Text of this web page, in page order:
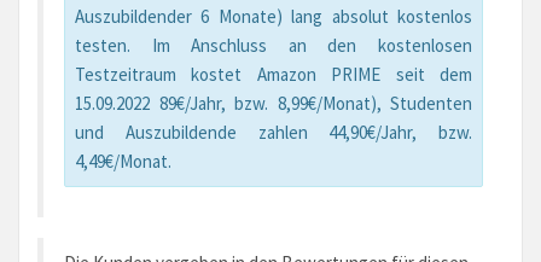
Auszubildender 6 Monate) lang absolut kostenlos
testen. Im Anschluss an den kostenlosen
Testzeitraum kostet Amazon PRIME seit dem
15.09.2022 89€/Jahr, bzw. 8,99€/Monat), Studenten
und Auszubildende zahlen 44,90€/Jahr, bzw.
4,49€/Monat.